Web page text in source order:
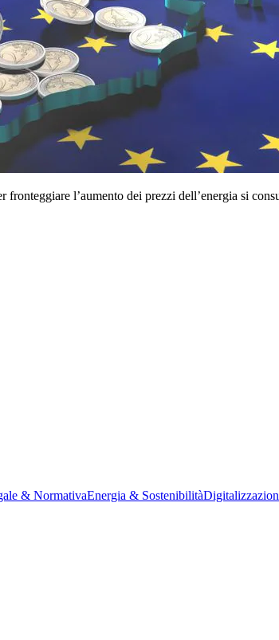
l’aumento dei prezzi dell’energia si
& NormativaEnergia & Sostenibilità